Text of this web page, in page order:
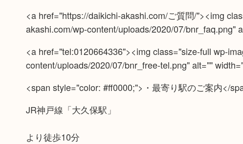
<a href="https://daikichi-akashi.com/ご質問/"><img
akashi.com/wp-content/uploads/2020/07/bnr_faq.png"
<a href="tel:0120664336"><img class="size-full wp-
content/uploads/2020/07/bnr_free-tel.png" alt=""
<span style="color: #ff0000;">・最寄り駅のご案内</
JR神戸線「大久保駅」
より徒歩10分